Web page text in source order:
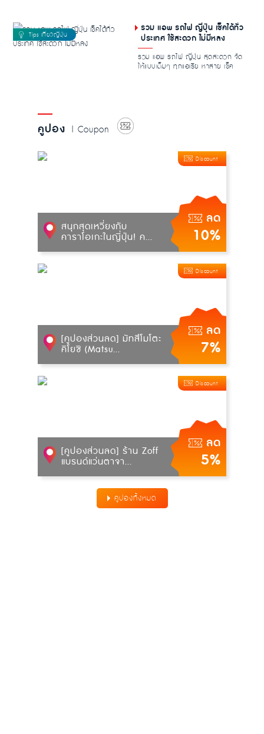
รวม แอพ รถไฟ ญี่ปุ่น เช็คได้ทั่ว
ประเทศ ใช้สะดวก ไม่มีหลง
รวม แอพ รถไฟ ญี่ปุ่น สุดสะดวก จัด
ให้แบบเต็มๆ ทุกแอเรีย หาสาย เช็ค
คูปอง | Coupon
ลด
10%
Discount
สนุกสุดเหวี่ยงกับ
คาราโอเกะในญี่ปุ่น! ค...
ลด
7%
Discount
[คูปองส่วนลด] มัทสึโมโตะ
คิโยชิ (Matsu...
ลด
5%
Discount
[คูปองส่วนลด] ร้าน Zoff
แบรนด์แว่นตาจา...
คูปองทั้งหมด